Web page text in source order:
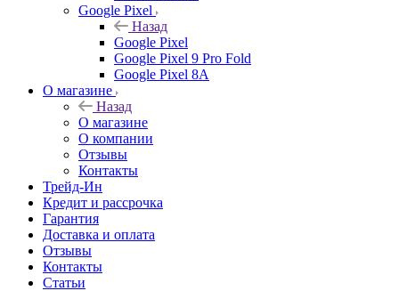
Google Pixel
Назад
Google Pixel
Google Pixel 9 Pro Fold
Google Pixel 8A
О магазине
Назад
О магазине
О компании
Отзывы
Контакты
Трейд-Ин
Кредит и рассрочка
Гарантия
Доставка и оплата
Отзывы
Контакты
Статьи